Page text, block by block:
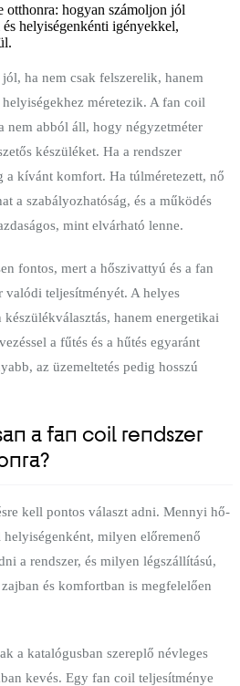
otthonra: hogyan számoljon jól
helyiségenkénti igényekkel,
ha nem csak felszerelik, hanem
méretezik. A fan coil
nem abból áll, hogy négyzetméter
készüléket. Ha a rendszer
a kívánt komfort. Ha túlméretezett, nő
a szabályozhatóság, és a működés
mint elvárható lenne.
fontos, mert a hőszivattyú és a fan
valódi teljesítményét. A helyes
készülékválasztás, hanem energetikai
a fűtés és a hűtés egyaránt
az üzemeltetés pedig hosszú
a fan coil rendszer
kell pontos választ adni. Mennyi hő-
milyen előremenő
a rendszer, és milyen légszállítású,
és komfortban is megfelelően
a katalógusban szereplő névleges
kevés. Egy fan coil teljesítménye